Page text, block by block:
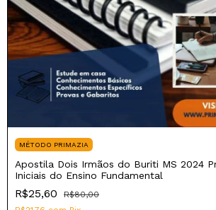
MÉTODO PRIMAZIA
Apostila Dois Irmãos do Buriti MS 2024
Iniciais do Ensino Fundamental
R$25,60
R$80,00